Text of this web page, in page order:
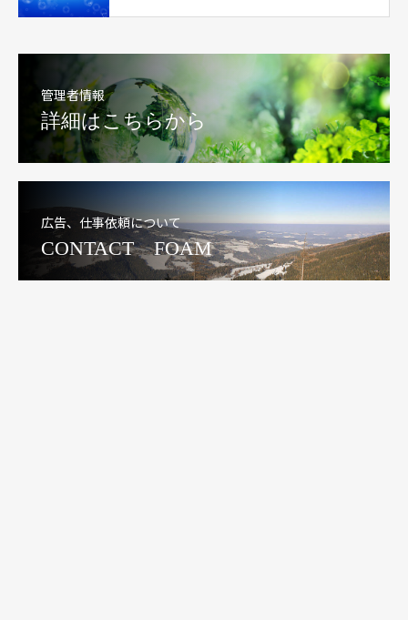
管理者情報
詳細はこちらから
広告、仕事依頼について
CONTACT FOAM